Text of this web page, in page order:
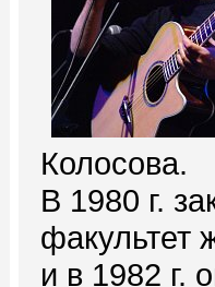
Колосова.
В 1980 г.
факультет
и в 1982 г.